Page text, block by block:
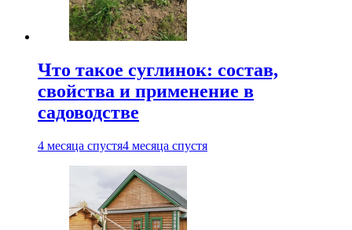
Что такое суглинок: состав,
свойства и применение в
садоводстве
4 месяца спустя4 месяца спустя